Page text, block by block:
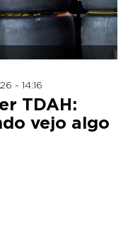
- 14:16
TDAH:
vejo algo